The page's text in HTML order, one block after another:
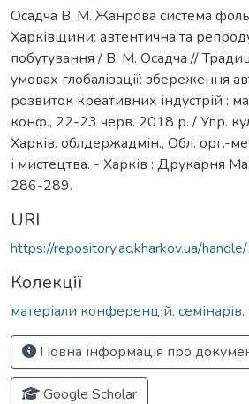
Осадча В. М. Жанрова система
Харківщини: автентична та
побутування / В. М. Осадча //
умовах глобалізації: збереження
розвиток креативних індустрій :
конф., 22-23 черв. 2018 р. / Упр.
Харків. облдержадмін., Обл. орг.-
і мистецтва. - Харків : Друкарня
286-289.
URI
https://repository.ac.kharkov.ua/
Колекції
матеріали конференцій, семінарів,
Повна інформація про
Google Scholar